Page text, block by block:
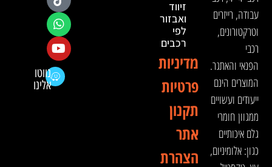
עבודה, רייזרים
וטרקטורונים,
רכבי
הפנאי והאתגר.
המוצרים הינם
ייעודים ועשויים
ממגוון חומרי
גלם איכותיים
כגון: אלומיניום,
זיווד
ואבזור
לפי
רכבים
מדיניות
פרטיות
תקנון
אתר
הצהרת
נווטו
אלינו